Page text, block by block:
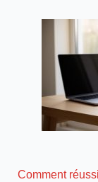
Comment